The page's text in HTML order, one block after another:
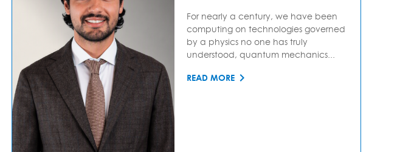
For nearly a century, we have been
computing on technologies governed
by a physics no one has truly
understood, quantum mechanics...
READ MORE